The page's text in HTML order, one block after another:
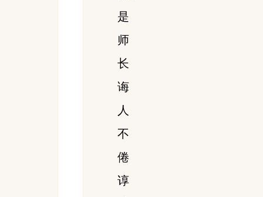
是
师
长
诲
人
不
倦
谆